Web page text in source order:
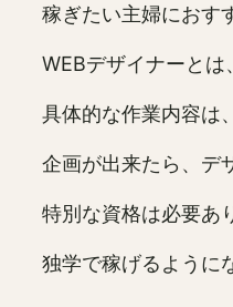
稼ぎたい主婦におす
WEBデザイナーとは
具体的な作業内容は
企画が出来たら、デ
特別な資格は必要あ
独学で稼げるように